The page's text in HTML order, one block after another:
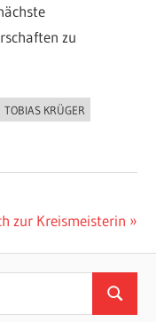
zu
TOBIAS KRÜGER
zur Kreismeisterin
Suchen